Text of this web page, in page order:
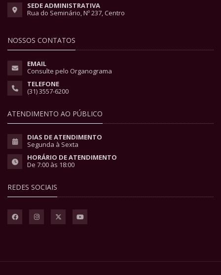
SEDE ADMINISTRATIVA
Rua do Seminário, Nº 237, Centro
NOSSOS CONTATOS
EMAIL
Consulte pelo Organograma
TELEFONE
(31) 3557-6200
ATENDIMENTO AO PÚBLICO
DIAS DE ATENDIMENTO
Segunda à Sexta
HORÁRIO DE ATENDIMENTO
De 7:00 às 18:00
REDES SOCIAIS